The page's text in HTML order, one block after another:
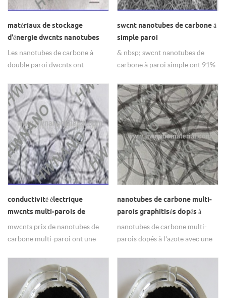
matériaux de stockage
d'énergie dwcnts nanotubes
de carbone à double paroi
Les nanotubes de carbone à
double paroi dwcnts ont
d'émission de champ, Léger.
swcnt nanotubes de carbone à
simple paroi
& nbsp; swcnt nanotubes de
carbone à paroi simple ont 91%
est principalement utilisé dans
la conductivité.
conductivité électrique
mwcnts multi-parois de
carbone nanotubes prix
mwcnts prix de nanotubes de
carbone multi-paroi ont une
électrique et la résistance
mécanique
nanotubes de carbone multi-
parois graphitisés dopés à
l'azote utilisés dans les
matériaux d'électrode
nanotubes de carbone multi-
parois dopés à l'azote avec une